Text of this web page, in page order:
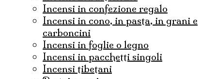
incensi in confezione regalo
incensi in cono, in pasta, in grani e
carboncini
incensi in foglie o legno
incensi in pacchetti singoli
incensi tibetani